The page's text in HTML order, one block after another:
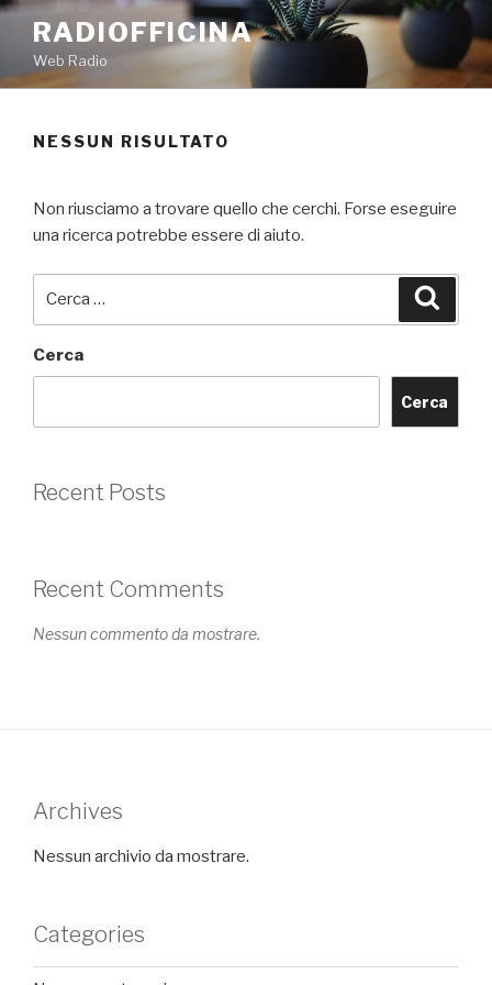
Salta
contenuto
RADIOFFICINA
Web Radio
NESSUN RISULTATO
Non riusciamo a trovare quello che cerchi. Forse eseguire
una ricerca potrebbe essere di aiuto.
Cerca
Cerca
Recent Posts
Recent Comments
Nessun commento da mostrare.
Archives
Nessun archivio da mostrare.
Categories